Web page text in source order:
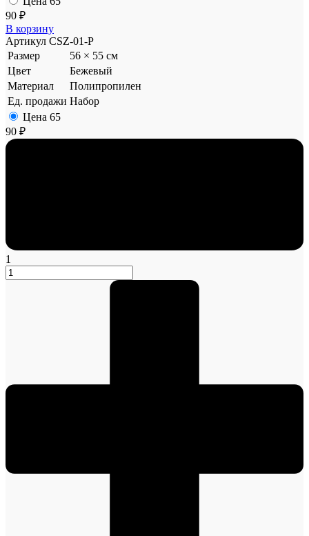
90 ₽
В корзину
Артикул CSZ-01-P
Размер
56 × 55 см
Цвет
Бежевый
Материал
Полипропилен
Ед. продажи Набор
Цена 65
90 ₽
1